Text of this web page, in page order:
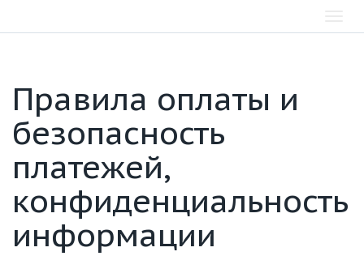
Правила оплаты и
безопасность
платежей,
конфиденциальность
информации